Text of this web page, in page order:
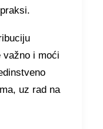
važno i moći
uz rad na